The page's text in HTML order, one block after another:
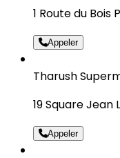
1 Route du Bois
Appeler
Tharush
19 Square Jean
Appeler